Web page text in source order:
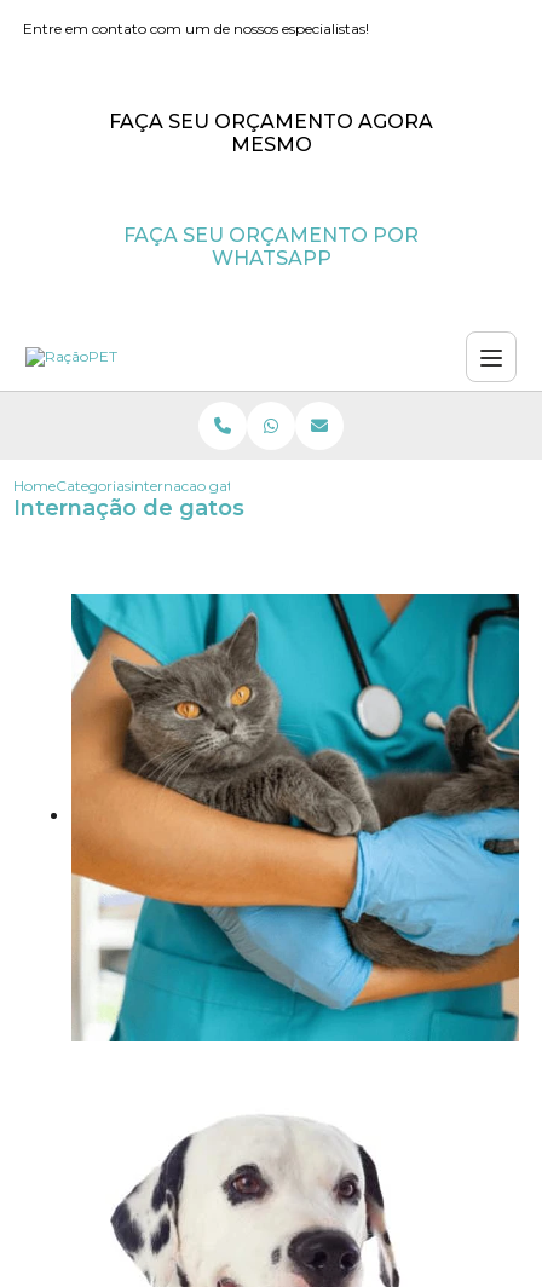
Entre em contato com um de nossos especialistas!
FAÇA SEU ORÇAMENTO AGORA
MESMO
FAÇA SEU ORÇAMENTO POR
WHATSAPP
HomeCategoriasinternacao gatos
Internação de gatos